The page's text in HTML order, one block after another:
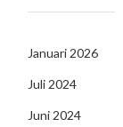
Januari 2026
Juli 2024
Juni 2024